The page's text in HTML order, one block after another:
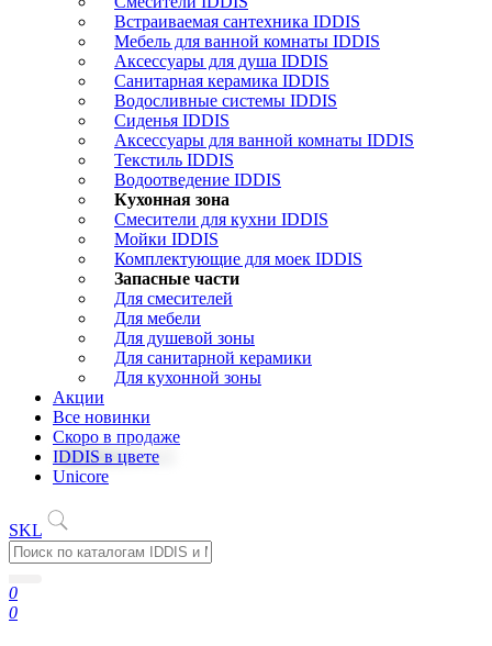
Встраиваемая сантехника IDDIS
Мебель для ванной комнаты IDDIS
Аксессуары для душа IDDIS
Санитарная керамика IDDIS
Водосливные системы IDDIS
Сиденья IDDIS
Аксессуары для ванной комнаты IDDIS
Текстиль IDDIS
Водоотведение IDDIS
Кухонная зона
Смесители для кухни IDDIS
Мойки IDDIS
Комплектующие для моек IDDIS
Запасные части
Для смесителей
Для мебели
Для душевой зоны
Для санитарной керамики
Для кухонной зоны
Акции
Все новинки
Скоро в продаже
IDDIS в цвете
Unicore
SKL
0
0